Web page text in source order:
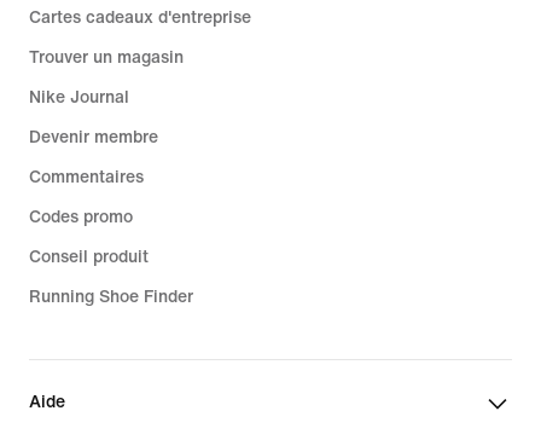
Cartes cadeaux d'entreprise
Trouver un magasin
Nike Journal
Devenir membre
Commentaires
Codes promo
Conseil produit
Running Shoe Finder
Aide